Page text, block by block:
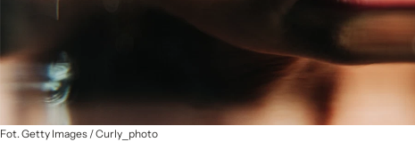
Fot. Getty Images / Curly_photo